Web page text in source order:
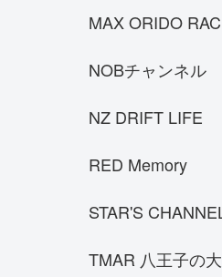
エンツォフェラー
S14前期シルビア
三菱 スタリオン
WRX STI VAB
ランボルギーニ
三菱 ランサーエ
MAX ORIDO
NOBチャンネル
NZ DRIFT LIFE
RED Memory
STAR'S
TMAR 八王子の